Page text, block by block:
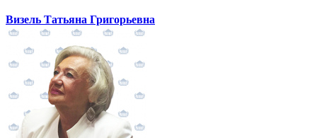
Визель Татьяна Григорьевна